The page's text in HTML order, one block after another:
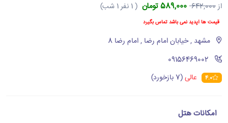
از642,000 589,000 تومان ( 1 نفر 1 شب)
قیمت ها آپدید نمی باشد تماس بگیرد
مشهد , خیابان امام رضا , امام رضا 8
‪09156469002‬
4.0 عالی(7 بازخورد)
امکانات هتل